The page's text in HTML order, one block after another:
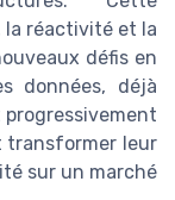
la réactivité et la
défis en
données, déjà
transformer leur
sur un marché